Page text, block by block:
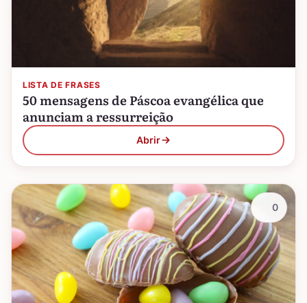
LISTA DE FRASES
50 mensagens de Páscoa evangélica que
anunciam a ressurreição
Abrir
0